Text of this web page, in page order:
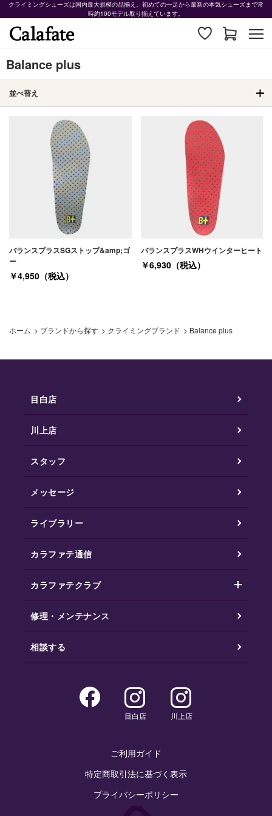
クライミングシューズは国内最大規模の品揃え。初めての一足から最新の本気シューズまで常
時約100モデル取り揃えています。
Balance plus
並べ替え
バランスプラスSGストップ&amp;ゴ
ー
￥4,950（税込）
バランスプラスWHウインターヒート
￥6,930（税込）
ホーム > ブランドから探す > クライミングブランド > Balance plus
目白店
川上店
スタッフ
メッセージ
ライブラリー
カラファテ通信
カラファテクラブ
修理・メンテナンス
相談する
目白店 川上店
ご利用ガイド
特定商取引法に基づく表示
プライバシーポリシー